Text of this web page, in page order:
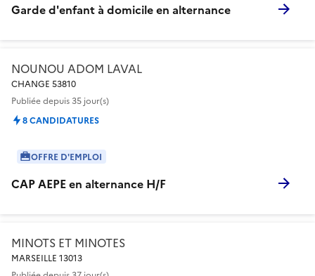
Garde d'enfant à domicile en alternance
CAP AEPE en alternance H/F
NOUNOU ADOM LAVAL
CHANGE 53810
Publiéedepuis 35 jour(s)
8 CANDIDATURES
OFFRE D'EMPLOI
MINOTS ET MINOTES
MARSEILLE 13013